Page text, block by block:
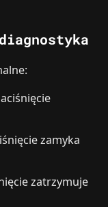
zamyka
zatrzymuje